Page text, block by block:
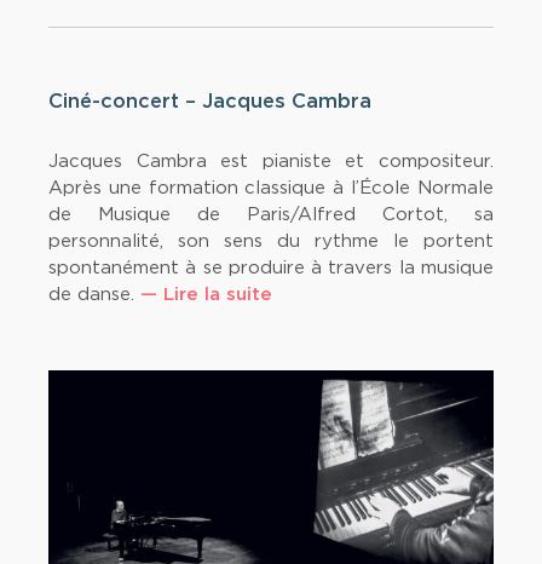
Ciné-concert – Jacques Cambra
Jacques Cambra est pianiste et compositeur.
Après une formation classique à l’École Normale
de Musique de Paris/Alfred Cortot, sa
personnalité, son sens du rythme le portent
spontanément à se produire à travers la musique
de danse. — Lire la suite